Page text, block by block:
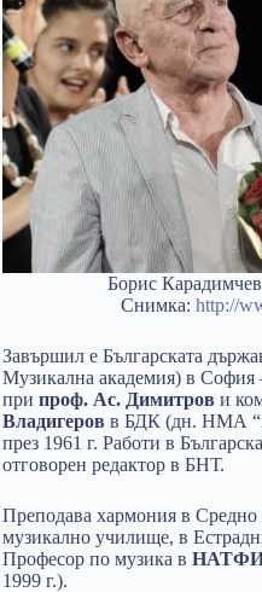
Борис
Снимка: http://
Завършил е Българската
Музикална академия) в София
при проф. Ас. Димитров и
Владигеров в БДК (дн. НМА
през 1961 г. Работи в
отговорен редактор в БНТ.
Преподава хармония в Средно
музикално училище, в
Професор по музика в
1999 г.).